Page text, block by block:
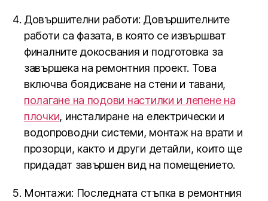
Довършителни работи: Довършителните
работи са фазата, в която се извършват
финалните докосвания и подготовка за
завършека на ремонтния проект. Това
включва боядисване на стени и тавани,
полагане на подови настилки и лепене на
плочки, инсталиране на електрически и
водопроводни системи, монтаж на врати и
прозорци, както и други детайли, които ще
придадат завършен вид на помещението.
Монтажи: Последната стъпка в ремонтния